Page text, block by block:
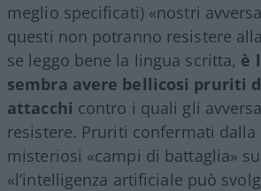
meglio specificati) «nostri
questi non potranno resistere
se leggo bene la lingua scritta, è
sembra avere bellicosi pruriti
attacchi contro i quali gli
resistere. Pruriti confermati dalla
misteriosi «campi di battaglia»
«l’intelligenza artificiale può